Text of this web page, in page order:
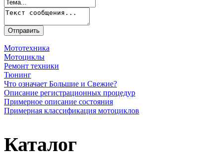
Мототехника
Мотоциклы
Ремонт техники
Тюнинг
Что означает Большие и Свежие?
Описание регистрационных процедур
Примерное описание состояния
Примерная классификация мотоциклов
Каталог